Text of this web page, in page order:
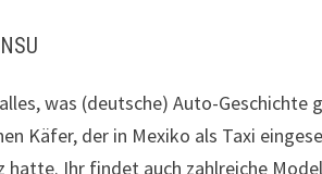
was (deutsche) Auto-Geschichte
Käfer, der in Mexiko als Taxi
Ihr findet auch zahlreiche